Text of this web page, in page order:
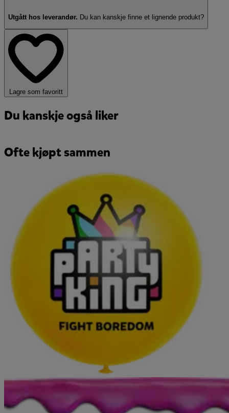
Utgått hos leverandør. Du kan kanskje finne et lignende produkt?
Lagre som favoritt
Du kanskje også liker
Ofte kjøpt sammen